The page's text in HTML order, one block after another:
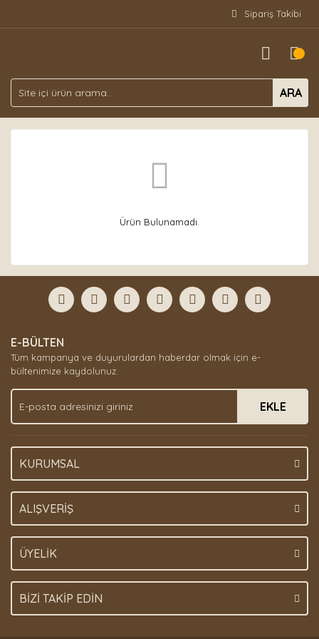
Sipariş Takibi
ARA
Ürün Bulunamadı.
E-BÜLTEN
Tüm kampanya ve duyurulardan haberdar olmak için e-
bültenimize kaydolunuz.
EKLE
KURUMSAL
ALIŞVERİŞ
ÜYELİK
BİZİ TAKİP EDİN